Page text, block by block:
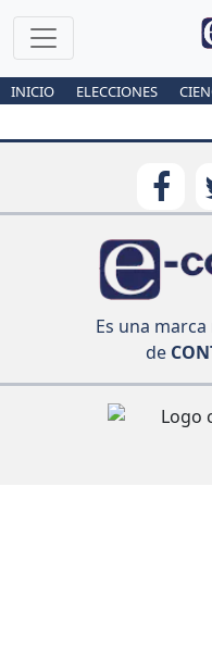
INICIO ELECCIONES
Es una
de